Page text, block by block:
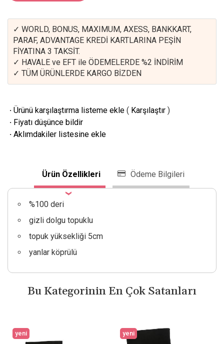
✓ WORLD, BONUS, MAXIMUM, AXESS, BANKKART,
PARAF, ADVANTAGE KREDİ KARTLARINA PEŞİN
FİYATINA 3 TAKSİT.
✓ HAVALE ve EFT ile ÖDEMELERDE %2 İNDİRİM
✓ TÜM ÜRÜNLERDE KARGO BİZDEN
· Ürünü karşılaştırma listeme ekle( Karşılaştır)
· Fiyatı düşünce bildir
· Aklımdakiler listesine ekle
Ürün Özellikleri Ödeme Bilgileri
%100 deri
gizli dolgu topuklu
topuk yüksekliği 5cm
yanlar köprülü
Bu Kategorinin En Çok Satanları
yeni yeni